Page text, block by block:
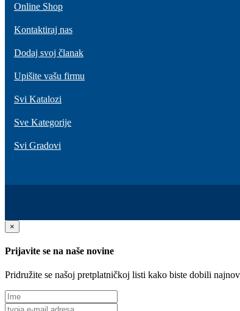
Online Shop
Kontaktiraj nas
Dodaj svoj članak
Upišite vašu firmu
Svi Katalozi
Sve Kategorije
Svi Gradovi
×
Prijavite se na naše novine
Pridružite se našoj pretplatničkoj listi kako biste dobili